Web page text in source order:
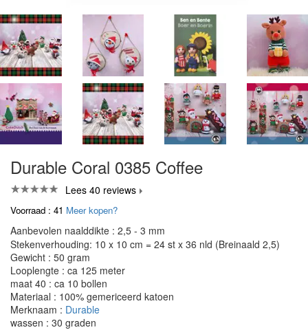
Durable Coral 0385 Coffee
Lees 40 reviews
Voorraad : 41 Meer kopen?
Aanbevolen naalddikte : 2,5 - 3 mm
Stekenverhouding: 10 x 10 cm = 24 st x 36 nld (Breinaald 2,5)
Gewicht : 50 gram
Looplengte : ca 125 meter
maat 40 : ca 10 bollen
Materiaal : 100% gemericeerd katoen
Merknaam : Durable
wassen : 30 graden